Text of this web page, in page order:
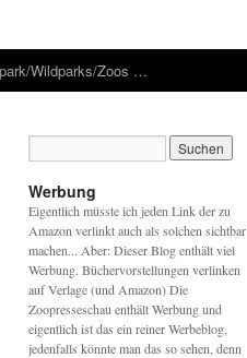
Wildparks/Zoos …
Werbung
Eigentlich müsste ich jeden Link der zu
Amazon verlinkt auch als solchen sichtbar
machen... Aber: Dieser Blog enthält viel
Werbung. Büchervorstellungen verlinken
auf Verlage (und Amazon) Die
Zoopresseschau enthält Werbung und
eigentlich ist das ein reiner Werbeblog,
jedenfalls könnte man das so sehen, denn